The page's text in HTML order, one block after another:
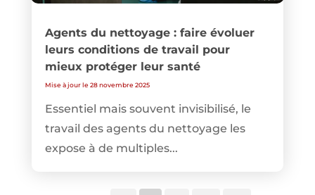
Agents du nettoyage : faire évoluer
leurs conditions de travail pour
mieux protéger leur santé
Mise à jour le 28 novembre 2025
Essentiel mais souvent invisibilisé, le
travail des agents du nettoyage les
expose à de multiples...